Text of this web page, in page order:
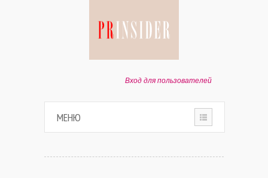
Вход для пользователей
МЕНЮ